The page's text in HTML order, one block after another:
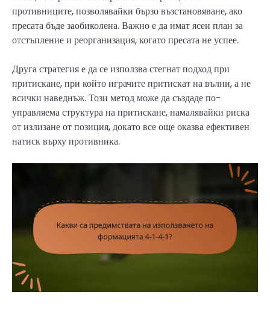
противниците, позволявайки бързо възстановяване, ако
пресата бъде заобиколена. Важно е да имат ясен план за
отстъпление и реорганизация, когато пресата не успее.
Друга стратегия е да се използва стегнат подход при
притискане, при който играчите притискат на вълни, а не
всички наведнъж. Този метод може да създаде по-
управляема структура на притискане, намалявайки риска
от излизане от позиция, докато все още оказва ефективен
натиск върху противника.